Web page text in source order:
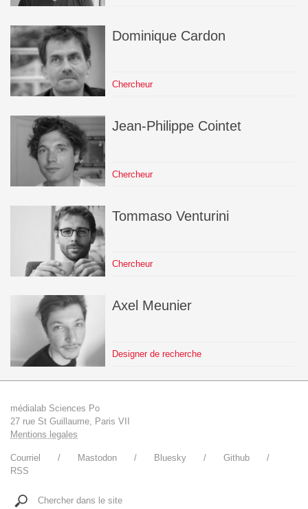
Dominique Cardon
Chercheur
Jean-Philippe Cointet
Chercheur
Tommaso Venturini
Chercheur
Axel Meunier
Designer de recherche
médialab Sciences Po
27 rue St Guillaume, Paris VII
Mentions legales
Courriel Mastodon Bluesky
Github
RSS
Chercher dans le site